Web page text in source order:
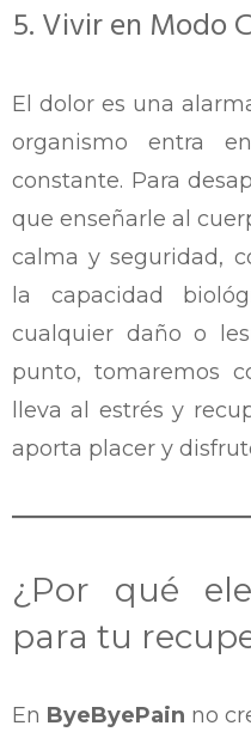
5. Vivir en Modo
El dolor es una
organismo entra
constante. Para
que enseñarle al
calma y seguridad,
la capacidad
cualquier daño o
punto, tomaremos
lleva al estrés y
aporta placer y
¿Por qué
para tu
En ByeByePain no